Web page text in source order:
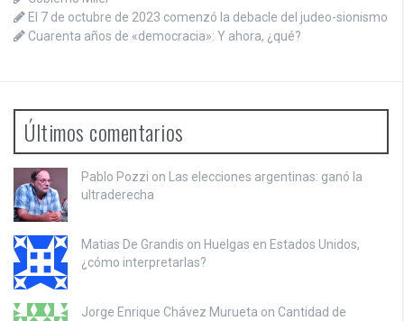
El 7 de octubre de 2023 comenzó la debacle del judeo-sionismo
Cuarenta años de «democracia»: Y ahora, ¿qué?
Últimos comentarios
Pablo Pozzi on Las elecciones argentinas: ganó la
ultraderecha
Matias De Grandis on Huelgas en Estados Unidos,
¿cómo interpretarlas?
Jorge Enrique Chávez Murueta on Cantidad de